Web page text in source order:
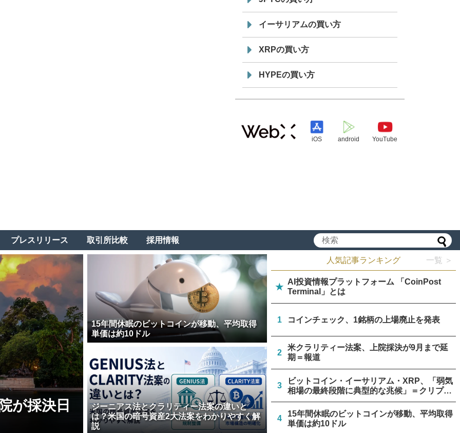
イーサリアムの買い方
XRPの買い方
HYPEの買い方
iOS android YouTube
プレスリリース 取引所比較 採用情報
が採決日
15年間休眠のビットコインが移動、平均取得
単価は約10ドル
ジーニアス法とクラリティー法案の違いと
は？米国の暗号資産2大法案をわかりやすく解
説
人気記事ランキング 一覧 ＞
★
AI投資情報プラットフォーム 「CoinPost
Terminal」とは
1 コインチェック、1銘柄の上場廃止を発表
2
米クラリティー法案、上院採決が9月まで延
期＝報道
3
ビットコイン・イーサリアム・XRP、「弱気
相場の最終段階に典型的な兆候」＝クリプト
クアント
4
15年間休眠のビットコインが移動、平均取得
単価は約10ドル